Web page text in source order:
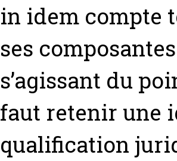
in idem compte
ses
s’agissant du
faut retenir une
qualification